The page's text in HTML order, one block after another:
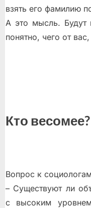
взять его фамилию
А это мысль. Будут
понятно, чего от
Кто весомее?
Вопрос к
– Существуют ли
с высоким уровнем